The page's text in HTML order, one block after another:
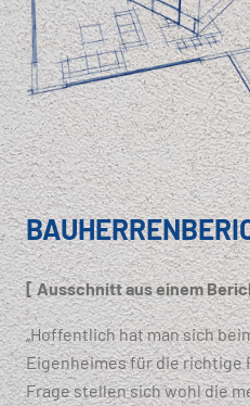
[ Ausschnitt aus einem
„Hoffentlich hat man sich
Eigenheimes für die richtige
Frage stellen sich wohl die